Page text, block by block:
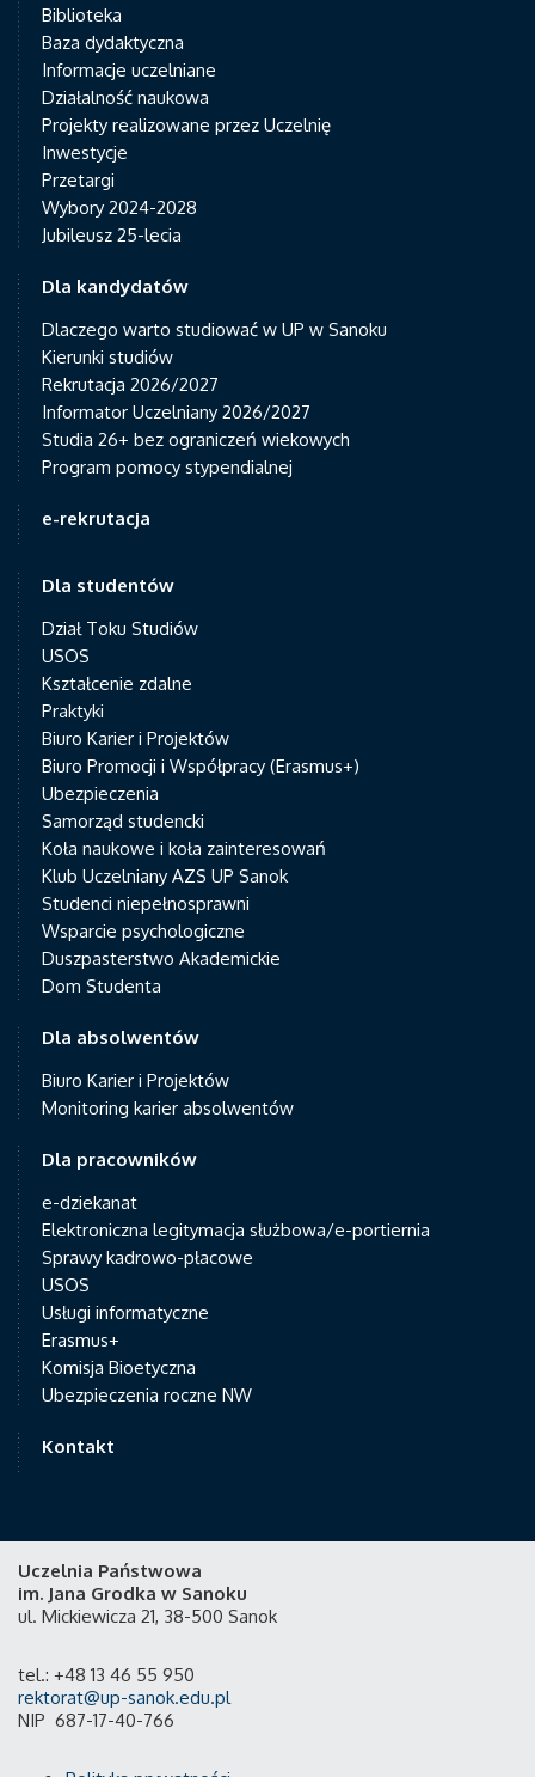
Biblioteka
Baza dydaktyczna
Informacje uczelniane
Działalność naukowa
Projekty realizowane przez Uczelnię
Inwestycje
Przetargi
Wybory 2024-2028
Jubileusz 25-lecia
Dla kandydatów
Dlaczego warto studiować w UP w Sanoku
Kierunki studiów
Rekrutacja 2026/2027
Informator Uczelniany 2026/2027
Studia 26+ bez ograniczeń wiekowych
Program pomocy stypendialnej
e-rekrutacja
Dla studentów
Dział Toku Studiów
USOS
Kształcenie zdalne
Praktyki
Biuro Karier i Projektów
Biuro Promocji i Współpracy (Erasmus+)
Ubezpieczenia
Samorząd studencki
Koła naukowe i koła zainteresowań
Klub Uczelniany AZS UP Sanok
Studenci niepełnosprawni
Wsparcie psychologiczne
Duszpasterstwo Akademickie
Dom Studenta
Dla absolwentów
Biuro Karier i Projektów
Monitoring karier absolwentów
Dla pracowników
e-dziekanat
Elektroniczna legitymacja służbowa/e-portiernia
Sprawy kadrowo-płacowe
USOS
Usługi informatyczne
Erasmus+
Komisja Bioetyczna
Ubezpieczenia roczne NW
Kontakt
Uczelnia Państwowa
im. Jana Grodka w Sanoku
ul. Mickiewicza 21, 38-500 Sanok
tel.: +48 13 46 55 950
rektorat@up-sanok.edu.pl
NIP 687-17-40-766